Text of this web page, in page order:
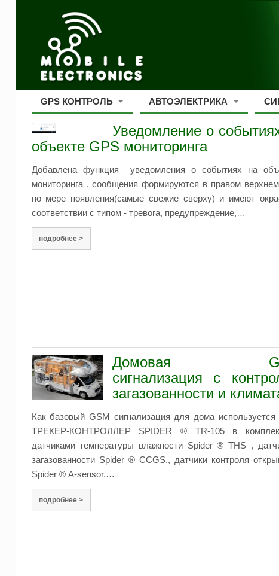
GPS КОНТРОЛЬ АВТОЭЛЕКТРИКА
Уведомление о
объекте GPS мониторинга
Добавлена функция уведомления о событиях на
мониторинга , сообщения формируются в правом верхнем
по мере появления(самые свежие сверху) и имеют
соответствии с типом - тревога, предупреждение,…
подробнее >
Домовая
сигнализация с
загазованности и
Как базовый GSM сигнализация для дома используется
ТРЕКЕР-КОНТРОЛЛЕР SPIDER ® TR-105 в
датчиками температуры влажности Spider ® THS ,
загазованности Spider ® CCGS., датчики контроля
Spider ® A-sensor.…
подробнее >